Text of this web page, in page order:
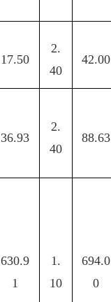
17.50
2.
40
42.00
36.93
2.
40
88.63
630.9
1
1.
10
694.0
0